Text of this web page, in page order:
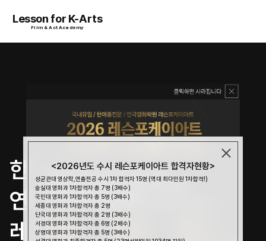
Lesson for K-Arts
Film & Act Academy
<2026년도 수시 레슨포케이아트 합격자현황>
성균관대 영상학,연출전공 수시 1차 합격자 15명 (역대 최다인원 1차합격!)
숭실대 영화과 1차합격자 총 7명 (3배수)
국민대 영화과 1차합격자 총 5명 (3배수)
세종대 영화과 1차합격자 총 2명
단국대 영화과 1차합격자 총 2명 (3배수)
서경대 영화과 1차합격자 총 6명 (2배수)
상명대 영화과 1차합격자 총 5명 (3배수)
한예종 최다 합격
연극·영화 입시 전문 No.1
레슨포케이아트